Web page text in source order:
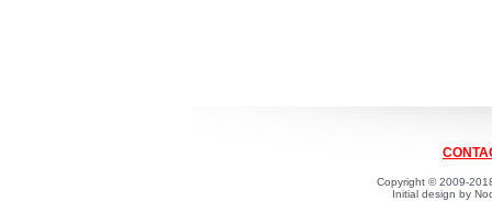
Copyright © 2009-
Initial design by